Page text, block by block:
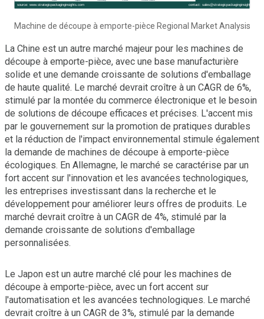
Machine de découpe à emporte-pièce Regional Market Analysis
La Chine est un autre marché majeur pour les machines de
découpe à emporte-pièce, avec une base manufacturière
solide et une demande croissante de solutions d'emballage
de haute qualité. Le marché devrait croître à un CAGR de 6%,
stimulé par la montée du commerce électronique et le besoin
de solutions de découpe efficaces et précises. L'accent mis
par le gouvernement sur la promotion de pratiques durables
et la réduction de l'impact environnemental stimule également
la demande de machines de découpe à emporte-pièce
écologiques. En Allemagne, le marché se caractérise par un
fort accent sur l'innovation et les avancées technologiques,
les entreprises investissant dans la recherche et le
développement pour améliorer leurs offres de produits. Le
marché devrait croître à un CAGR de 4%, stimulé par la
demande croissante de solutions d'emballage
personnalisées.
Le Japon est un autre marché clé pour les machines de
découpe à emporte-pièce, avec un fort accent sur
l'automatisation et les avancées technologiques. Le marché
devrait croître à un CAGR de 3%, stimulé par la demande